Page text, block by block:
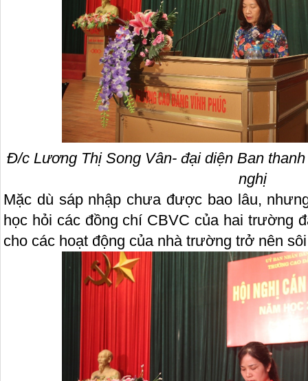
Đ/c Lương Thị Song Vân- đại diện Ban
nghị
Mặc dù sáp nhập chưa được bao lâu,
học hỏi các đồng chí CBVC của hai trường
cho các hoạt động của nhà trường trở nên